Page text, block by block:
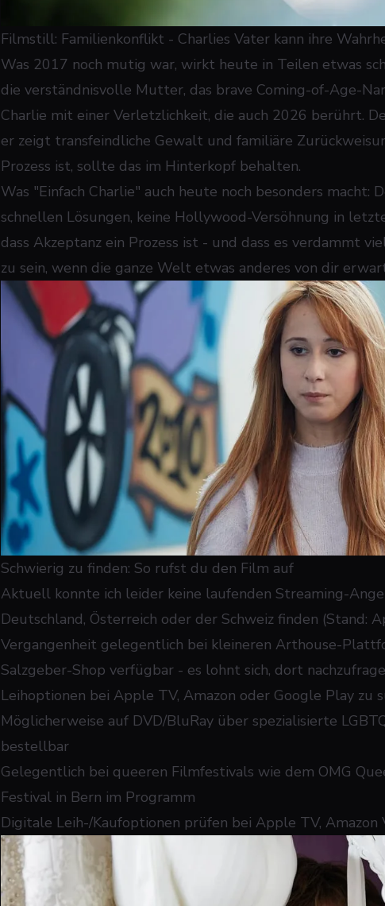
Filmstill: Familienkonflikt - Charlies Vater kann ihre
Was 2017 noch mutig war, wirkt heute in Teilen etwas
die verständnisvolle Mutter, das brave Coming-of-Age-
Charlie mit einer Verletzlichkeit, die auch 2026 berührt.
er zeigt transfeindliche Gewalt und familiäre
Prozess ist, sollte das im Hinterkopf behalten.
Was "Einfach Charlie" auch heute noch besonders macht:
schnellen Lösungen, keine Hollywood-Versöhnung in
dass Akzeptanz ein Prozess ist - und dass es verdammt
zu sein, wenn die ganze Welt etwas anderes von dir
Schwierig zu finden: So rufst du den Film auf
Aktuell konnte ich leider keine laufenden Streaming-
Deutschland, Österreich oder der Schweiz finden (Stand:
Vergangenheit gelegentlich bei kleineren Arthouse-
Salzgeber-Shop verfügbar - es lohnt sich, dort
Leihoptionen bei Apple TV, Amazon oder Google Play zu
Möglicherweise auf DVD/BluRay über spezialisierte
bestellbar
Gelegentlich bei queeren Filmfestivals wie dem OMG
Festival in Bern im Programm
Digitale Leih-/Kaufoptionen prüfen bei Apple TV, Amazon